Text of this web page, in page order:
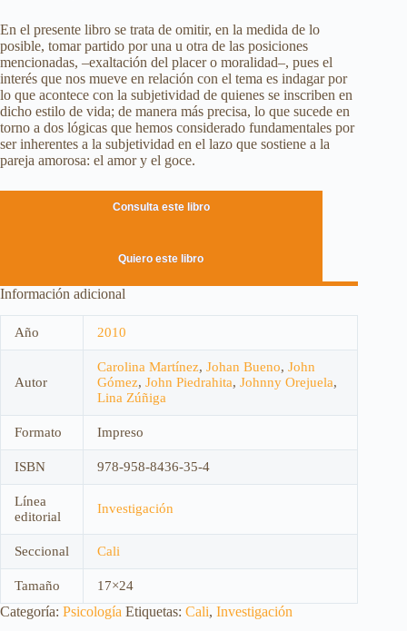
En el presente libro se trata de omitir, en la medida de lo
posible, tomar partido por una u otra de las posiciones
mencionadas, –exaltación del placer o moralidad–, pues el
interés que nos mueve en relación con el tema es indagar por
lo que acontece con la subjetividad de quienes se inscriben en
dicho estilo de vida; de manera más precisa, lo que sucede en
torno a dos lógicas que hemos considerado fundamentales por
ser inherentes a la subjetividad en el lazo que sostiene a la
pareja amorosa: el amor y el goce.
Consulta este libro
Quiero este libro
Información adicional
Año 2010
Autor
Carolina Martínez, Johan Bueno, John
Gómez, John Piedrahita, Johnny Orejuela,
Lina Zúñiga
Formato Impreso
ISBN 978-958-8436-35-4
Línea
editorial
Investigación
Seccional Cali
Tamaño 17×24
Categoría: Psicología Etiquetas: Cali, Investigación